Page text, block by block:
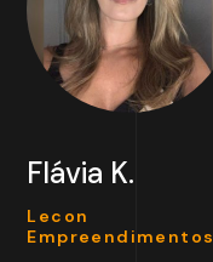
Flávia K.
Lecon
Empreendimentos